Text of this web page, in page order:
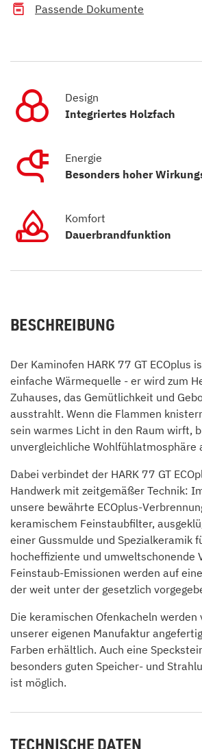
Passende Dokumente
Design
Integriertes Holzfach
Energie
Besonders hoher
Komfort
Dauerbrandfunktion
BESCHREIBUNG
Der Kaminofen HARK 77 GT ECOplus
einfache Wärmequelle - er wird zum
Zuhauses, das Gemütlichkeit und
ausstrahlt. Wenn die Flammen
sein warmes Licht in den Raum wirft,
unvergleichliche Wohlfühlatmosphäre
Dabei verbindet der HARK 77 GT
Handwerk mit zeitgemäßer Technik:
unsere bewährte ECOplus-
keramischem Feinstaubfilter,
einer Gussmulde und Spezialkeramik
hocheffiziente und umweltschonende
Feinstaub-Emissionen werden auf
der weit unter der gesetzlich
Die keramischen Ofenkacheln werden
unserer eigenen Manufaktur
Farben erhältlich. Auch eine
besonders guten Speicher- und
ist möglich.
TECHNISCHE DATEN